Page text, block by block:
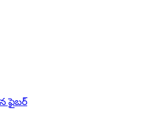
ఫైబర్